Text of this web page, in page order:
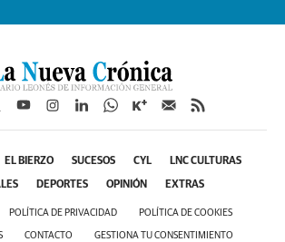
EL BIERZO SUCESOS CYL LNC CULTURAS
DEPORTES OPINIÓN EXTRAS
POLÍTICA DE PRIVACIDAD POLÍTICA DE COOKIES
CONTACTO GESTIONA TU CONSENTIMIENTO